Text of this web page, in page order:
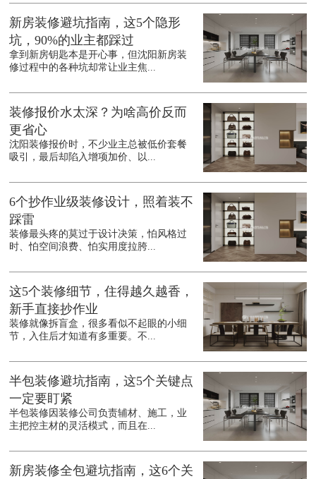
新房装修避坑指南，这5个隐形
坑，90%的业主都踩过
拿到新房钥匙本是开心事，但沈阳新房装
修过程中的各种坑却常让业主焦...
装修报价水太深？为啥高价反而
更省心
沈阳装修报价时，不少业主总被低价套餐
吸引，最后却陷入增项加价、以...
6个抄作业级装修设计，照着装不
踩雷
装修最头疼的莫过于设计决策，怕风格过
时、怕空间浪费、怕实用度拉胯...
这5个装修细节，住得越久越香，
新手直接抄作业
装修就像拆盲盒，很多看似不起眼的小细
节，入住后才知道有多重要。不...
半包装修避坑指南，这5个关键点
一定要盯紧
半包装修因装修公司负责辅材、施工，业
主把控主材的灵活模式，而且在...
新房装修全包避坑指南，这6个关